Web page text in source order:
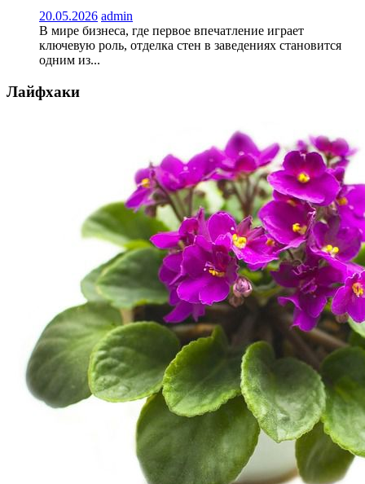
20.05.2026 admin
В мире бизнеса, где первое впечатление играет
ключевую роль, отделка стен в заведениях становится
одним из...
Лайфхаки